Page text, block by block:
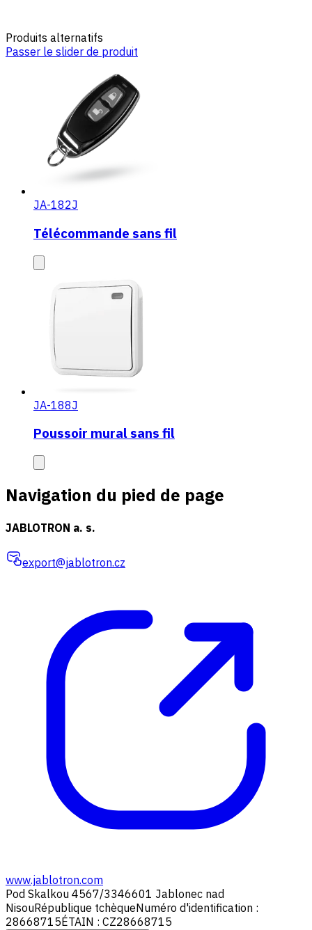
Produits alternatifs
Passer le slider de produit
JA-182J
Télécommande sans fil
JA-188J
Poussoir mural sans fil
Navigation du pied de page
JABLOTRON a. s.
export@jablotron.cz
www.jablotron.com
Pod Skalkou 4567/3346601 Jablonec nad
NisouRépublique tchèqueNuméro d'identification :
28668715ÉTAIN : CZ28668715